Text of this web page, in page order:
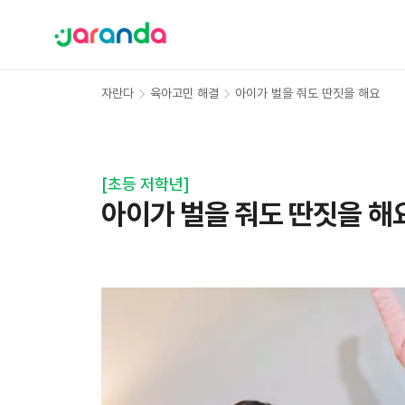
자란다 육아고민 해결 아이가 벌을 줘도 딴짓을 해요
[초등 저학년]
아이가 벌을 줘도 딴짓을 해